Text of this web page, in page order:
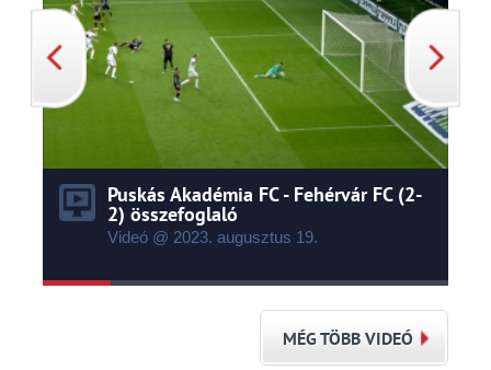
Puskás Akadémia FC - Fehérvár FC (2-
2) összefoglaló
Videó @ 2023. augusztus 19.
MÉG TÖBB VIDEÓ